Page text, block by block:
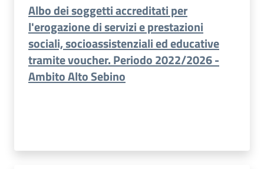
Albo dei soggetti accreditati per
l'erogazione di servizi e prestazioni
sociali, socioassistenziali ed educative
tramite voucher. Periodo 2022/2026 -
Ambito Alto Sebino